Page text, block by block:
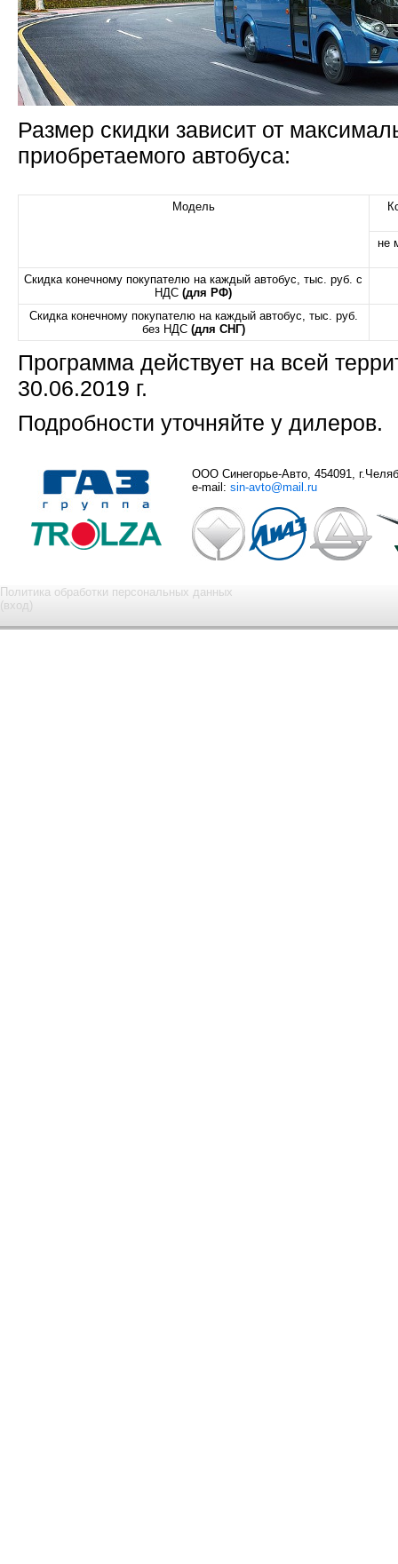
Размер скидки зависит от
приобретаемого автобуса:
Модель
не
Скидка конечному покупателю на каждый автобус, тыс. руб. с
НДС(для РФ)
Скидка конечному покупателю на каждый автобус, тыс. руб.
без НДС (для СНГ)
Программа действует на всей
30.06.2019 г.
Подробности уточняйте у дилеров.
ООО Синегорье-Авто, 454091,
e-mail: sin-avto@mail.ru
Политика обработки персональных данных
(вход)